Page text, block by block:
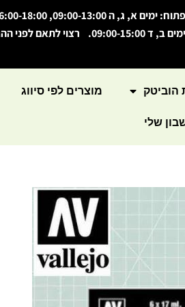
פתוח: ימים א, ג, ה 09:00-13:00, 16:00-18:00
ימים ב, ד 09:00-15:00. רצוי לתאם לפני ההגעה
הוביטק מוצרים לפי סיווג
שלי